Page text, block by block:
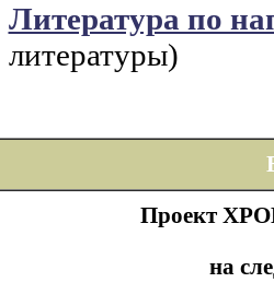
Литература по
литературы)
Проект
на